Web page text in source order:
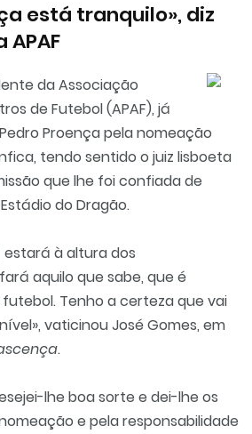
está tranquilo», diz
da Associação
de Futebol (APAF), já
Proença pela nomeação
tendo sentido o juiz lisboeta
que lhe foi confiada de
do Dragão.
estará à altura dos
aquilo que sabe, que é
Tenho a certeza que vai
vaticinou José Gomes, em
.
lhe boa sorte e dei-lhe os
e pela responsabilidade